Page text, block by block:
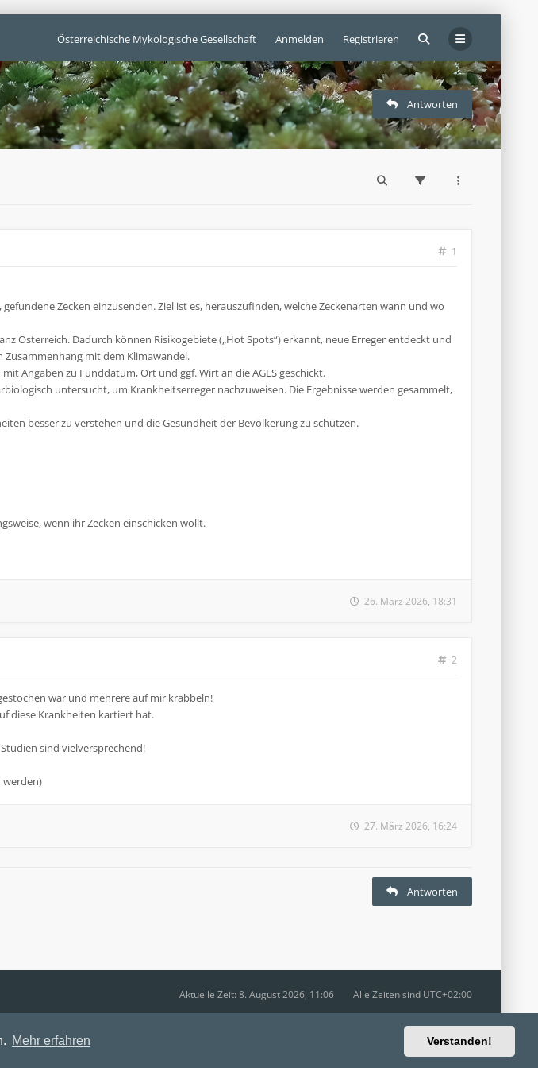
Mehr erfahren Verstanden!
Österreichische Mykologische Gesellschaft Anmelden Registrieren
Antworten
1
Zecken einzusenden. Ziel ist es, herauszufinden, welche Zeckenarten wann und wo
Österreich. Dadurch können Risikogebiete („Hot Spots“) erkannt, neue Erreger entdeckt und
mit dem Klimawandel.
Angaben zu Funddatum, Ort und ggf. Wirt an die AGES geschickt.
untersucht, um Krankheitserreger nachzuweisen. Die Ergebnisse werden gesammelt,
besser zu verstehen und die Gesundheit der Bevölkerung zu schützen.
wenn ihr Zecken einschicken wollt.
26. März 2026, 18:31
2
war und mehrere auf mir krabbeln!
diese Krankheiten kartiert hat.
sind vielversprechend!
werden)
27. März 2026, 16:24
Antworten
Alle Zeiten sind UTC+02:00
Aktuelle Zeit: 8. August 2026, 11:06
Ravaio Theme byGramziu